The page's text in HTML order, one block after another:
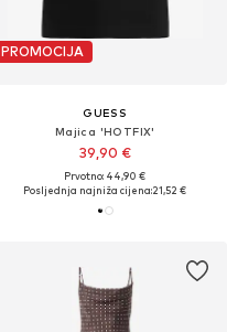
PROMOCIJA
GUESS
Majica 'HOTFIX'
39,90 €
Prvotno: 44,90 €
Posljednja najniža cijena:21,52 €